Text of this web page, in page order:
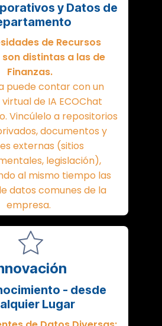
y Datos de
de Recursos
son distintas a las de
Finanzas.
puede contar con un
de IA ECOChat
Vincúlelo a repositorios
documentos y
externas (sitios
legislación),
al mismo tiempo las
datos comunes de la
empresa.
- desde
Lugar